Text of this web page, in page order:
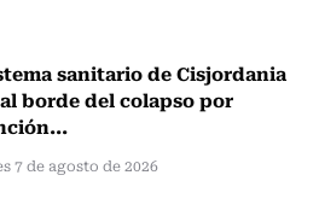
sanitario de Cisjordania
borde del colapso por
7 de agosto de 2026